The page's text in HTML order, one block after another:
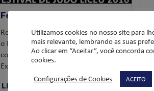
Festival de Judô Liceu 2016
Realizamos, no dia 17 de setembro,
o Festival de Judô do Liceu/2016
com a participação dos alunos do
Extracurricular e […]
LER MAIS
Utilizamos cookies no nosso site para
mais relevante, lembrando as suas
Ao clicar em “Aceitar”, você concorda
cookies.
Configurações de Cookies
ACEITO